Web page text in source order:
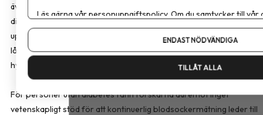
även av många med typ 2-diabetes. För personer med typ 2-
diabetes kan tekniken underlätta behandlingen, minska behovet av
upprepade fingerstick och ge en mindre förbättring av
långtidsblodsockret, särskilt hos personer med ökad risk för
hypoglykemi.
För personer utan diabetes fann forskarna däremot inget
vetenskapligt stöd för att kontinuerlig blodsockermätning leder till
Läs gärna vårpersonuppgiftspolicy. Om du samtycker till vår
Om du vill ändra ditt val i efterhand hittar du den möjligheten
ENDAST NÖDVÄNDIGA
TILLÅT ALLA